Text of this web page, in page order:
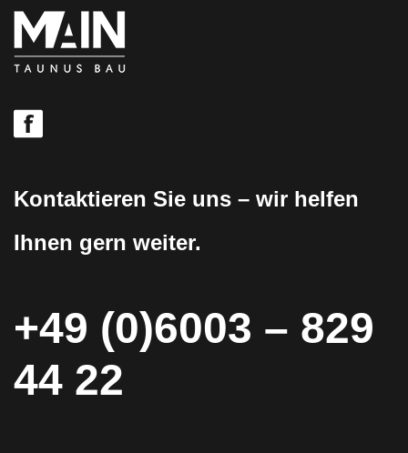
Kontaktieren Sie uns – wir helfen
Ihnen gern weiter.
+49 (0)6003 – 829
44 22